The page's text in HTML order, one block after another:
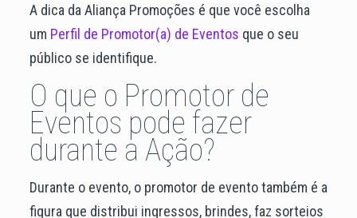
A dica da Aliança Promoções é que você escolha
um Perfil de Promotor(a) de Eventos que o seu
público se identifique.
O que o Promotor de
Eventos pode fazer
durante a Ação?
Durante o evento, o promotor de evento também é a
figura que distribui ingressos, brindes, faz sorteios